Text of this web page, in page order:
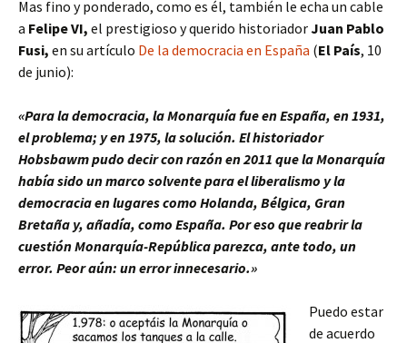
Mas fino y ponderado, como es él, también le echa un cable
a Felipe VI, el prestigioso y querido historiadorJuan Pablo
Fusi, en su artículo De la democracia en España (El País, 10
de junio):
«Para la democracia, la Monarquía fue en España, en 1931,
el problema; y en 1975, la solución. El historiador
Hobsbawm pudo decir con razón en 2011 que la Monarquía
había sido un marco solvente para el liberalismo y la
democracia en lugares como Holanda, Bélgica, Gran
Bretaña y, añadía, como España. Por eso que reabrir la
cuestión Monarquía-República parezca, ante todo, un
error. Peor aún: un error innecesario.»
Puedo estar
de acuerdo